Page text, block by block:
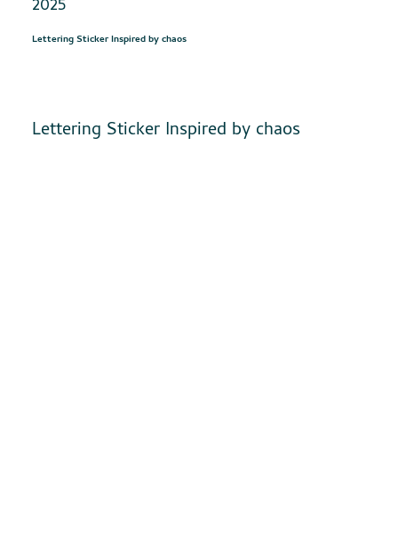
Lettering Sticker Inspired by chaos
2025
Lettering Sticker Inspired by chaos